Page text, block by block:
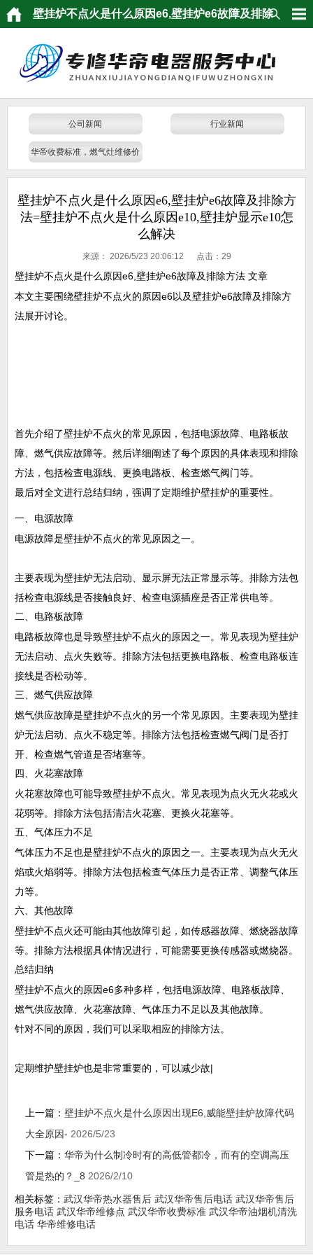
壁挂炉不点火是什么原因e6,壁挂炉e6故障及排除
方法=壁挂炉不点火是什么原因e10,壁挂炉显示e10
怎么解决
公司新闻 行业新闻
华帝收费标准，燃气灶维修价
壁挂炉不点火是什么原因e6,壁挂炉e6故障及排除方
法=壁挂炉不点火是什么原因e10,壁挂炉显示e10怎
么解决
来源： 2026/5/23 20:06:12 点击： 29
壁挂炉不点火是什么原因e6,壁挂炉e6故障及排除方法 文章
本文主要围绕壁挂炉不点火的原因e6以及壁挂炉e6故障及排除方
法展开讨论。
首先介绍了壁挂炉不点火的常见原因，包括电源故障、电路板故
障、燃气供应故障等。然后详细阐述了每个原因的具体表现和排除
方法，包括检查电源线、更换电路板、检查燃气阀门等。
最后对全文进行总结归纳，强调了定期维护壁挂炉的重要性。
一、电源故障
电源故障是壁挂炉不点火的常见原因之一。
主要表现为壁挂炉无法启动、显示屏无法正常显示等。排除方法包
括检查电源线是否接触良好、检查电源插座是否正常供电等。
二、电路板故障
电路板故障也是导致壁挂炉不点火的原因之一。常见表现为壁挂炉
无法启动、点火失败等。排除方法包括更换电路板、检查电路板连
接线是否松动等。
三、燃气供应故障
燃气供应故障是壁挂炉不点火的另一个常见原因。主要表现为壁挂
炉无法启动、点火不稳定等。排除方法包括检查燃气阀门是否打
开、检查燃气管道是否堵塞等。
四、火花塞故障
火花塞故障也可能导致壁挂炉不点火。常见表现为点火无火花或火
花弱等。排除方法包括清洁火花塞、更换火花塞等。
五、气体压力不足
气体压力不足也是壁挂炉不点火的原因之一。主要表现为点火无火
焰或火焰弱等。排除方法包括检查气体压力是否正常、调整气体压
力等。
六、其他故障
壁挂炉不点火还可能由其他故障引起，如传感器故障、燃烧器故障
等。排除方法根据具体情况进行，可能需要更换传感器或燃烧器。
总结归纳
壁挂炉不点火的原因e6多种多样，包括电源故障、电路板故障、
燃气供应故障、火花塞故障、气体压力不足以及其他故障。
针对不同的原因，我们可以采取相应的排除方法。
定期维护壁挂炉也是非常重要的，可以减少故|
上一篇： 壁挂炉不点火是什么原因出现E6,威能壁挂炉故障代码
大全原因- 2026/5/23
下一篇： 华帝为什么制冷时有的高低管都冷，而有的空调高压
管是热的？_8 2026/2/10
相关标签： 武汉华帝热水器售后 武汉华帝售后电话 武汉华帝售后
服务电话 武汉华帝维修点 武汉华帝收费标准 武汉华帝油烟机清洗
电话 华帝维修电话